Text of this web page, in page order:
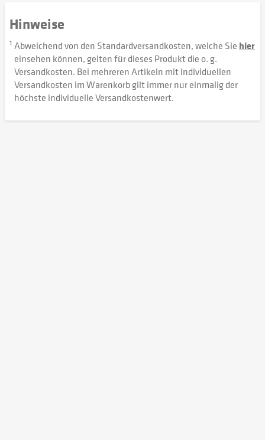
Hinweise
1 Abweichend von den Standardversandkosten, welche Sie hier
einsehen können, gelten für dieses Produkt die o. g.
Versandkosten. Bei mehreren Artikeln mit individuellen
Versandkosten im Warenkorb gilt immer nur einmalig der
höchste individuelle Versandkostenwert.